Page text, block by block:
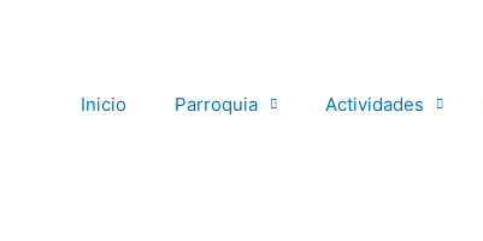
Inicio
Parroquia Actividades